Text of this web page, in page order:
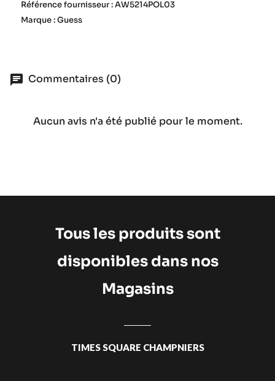
Référence fournisseur : AW5214POL03
Marque : Guess
Commentaires (0)
Aucun avis n'a été publié pour le moment.
Tous les produits sont
disponibles dans nos
Magasins
TIMES SQUARE CHAMPNIERS